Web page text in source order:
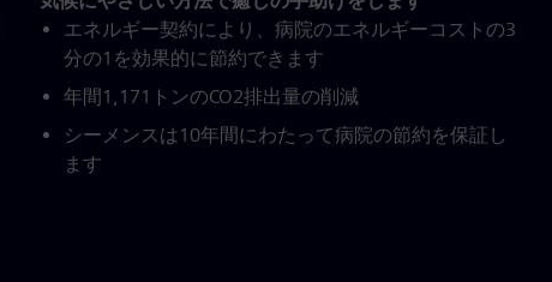
エネルギー契約により、病院のエネルギーコストの3
分の1を効果的に節約できます
年間1,171トンのCO2排出量の削減
シーメンスは10年間にわたって病院の節約を保証し
ます